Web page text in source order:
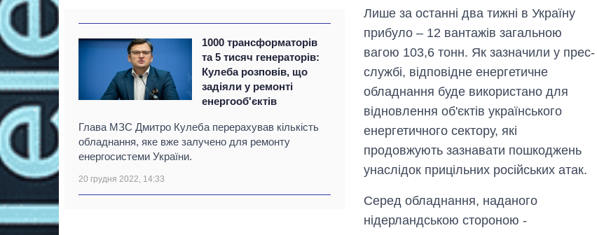
1000 трансформаторів
та 5 тисяч генераторів:
Кулеба розповів, що
задіяли у ремонті
енергооб'єктів
Глава МЗС Дмитро Кулеба перерахував кількість
обладнання, яке вже залучено для ремонту
енергосистеми України.
20 грудня 2022, 14:33
Лише за останні два тижні в Україну
прибуло – 12 вантажів загальною
вагою 103,6 тонн. Як зазначили у прес-
службі, відповідне енергетичне
обладнання буде використано для
відновлення об'єктів українського
енергетичного сектору, які
продовжують зазнавати пошкоджень
унаслідок прицільних російських атак.
Серед обладнання, наданого
нідерландською стороною -
Економіка ШІ-
гігантів: скільки
OpenAI та
Anthropic